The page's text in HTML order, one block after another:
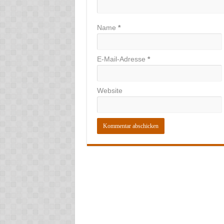
Name *
E-Mail-Adresse *
Website